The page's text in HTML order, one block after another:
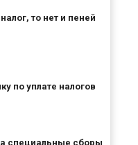
то нет и пеней
по уплате налогов
специальные сборы